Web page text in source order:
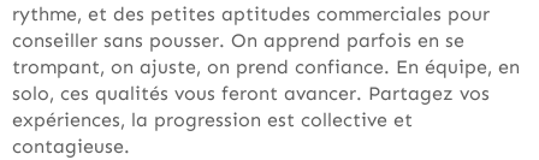
rythme, et des petites aptitudes commerciales pour
conseiller sans pousser. On apprend parfois en se
trompant, on ajuste, on prend confiance. En équipe, en
solo, ces qualités vous feront avancer. Partagez vos
expériences, la progression est collective et
contagieuse.